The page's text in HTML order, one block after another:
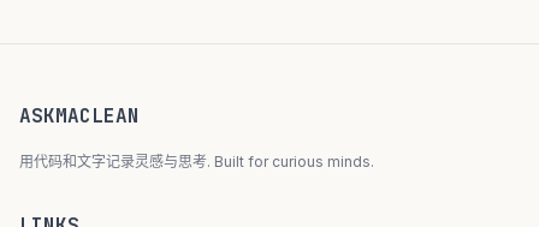
ASKMACLEAN
用代码和文字记录灵感与思考. Built for curious minds.